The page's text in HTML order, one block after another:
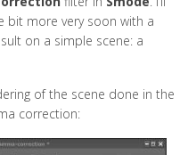
bit more very soon with a
on a simple scene: a
of the scene done in the
correction: